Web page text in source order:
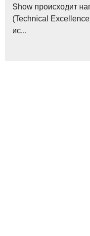
Show происходит
(Technical
ис...